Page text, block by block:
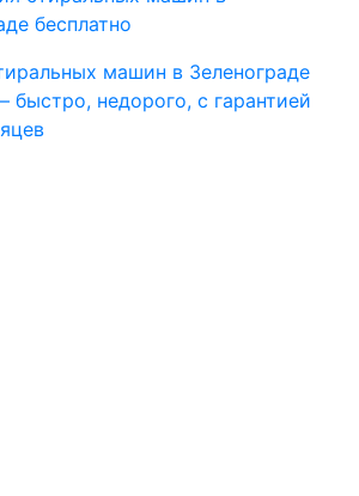
бесплатно
машин в Зеленограде
быстро, недорого, с гарантией